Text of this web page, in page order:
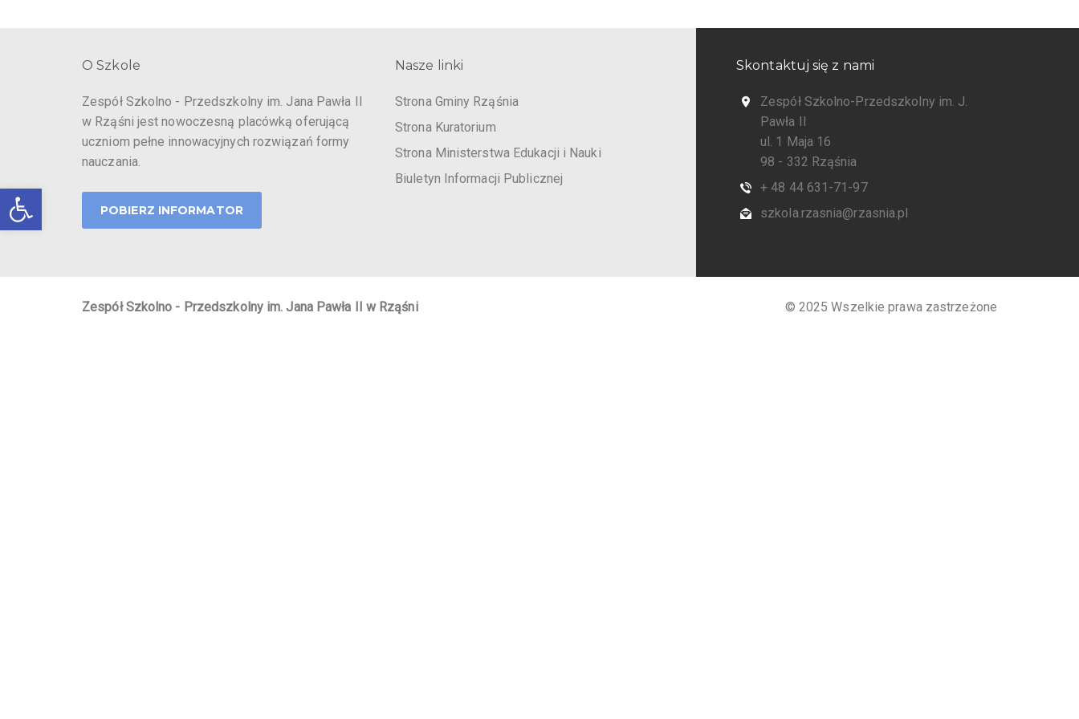
Otwórz pasek narzędzi
O Szkole
Zespół Szkolno - Przedszkolny im. Jana Pawła II
w Rząśni jest nowoczesną placówką oferującą
uczniom pełne innowacyjnych rozwiązań formy
nauczania.
POBIERZ INFORMATOR
Nasze linki
Strona Gminy Rząśnia
Strona Kuratorium
Strona Ministerstwa Edukacji i Nauki
Biuletyn Informacji Publicznej
Skontaktuj się z nami
Zespół Szkolno-Przedszkolny im. J.
Pawła II
ul. 1 Maja 16
98 - 332 Rząśnia
+ 48 44 631-71-97
szkola.rzasnia@rzasnia.pl
Zespół Szkolno - Przedszkolny im. Jana Pawła II w Rząśni © 2025 Wszelkie prawa zastrzeżone